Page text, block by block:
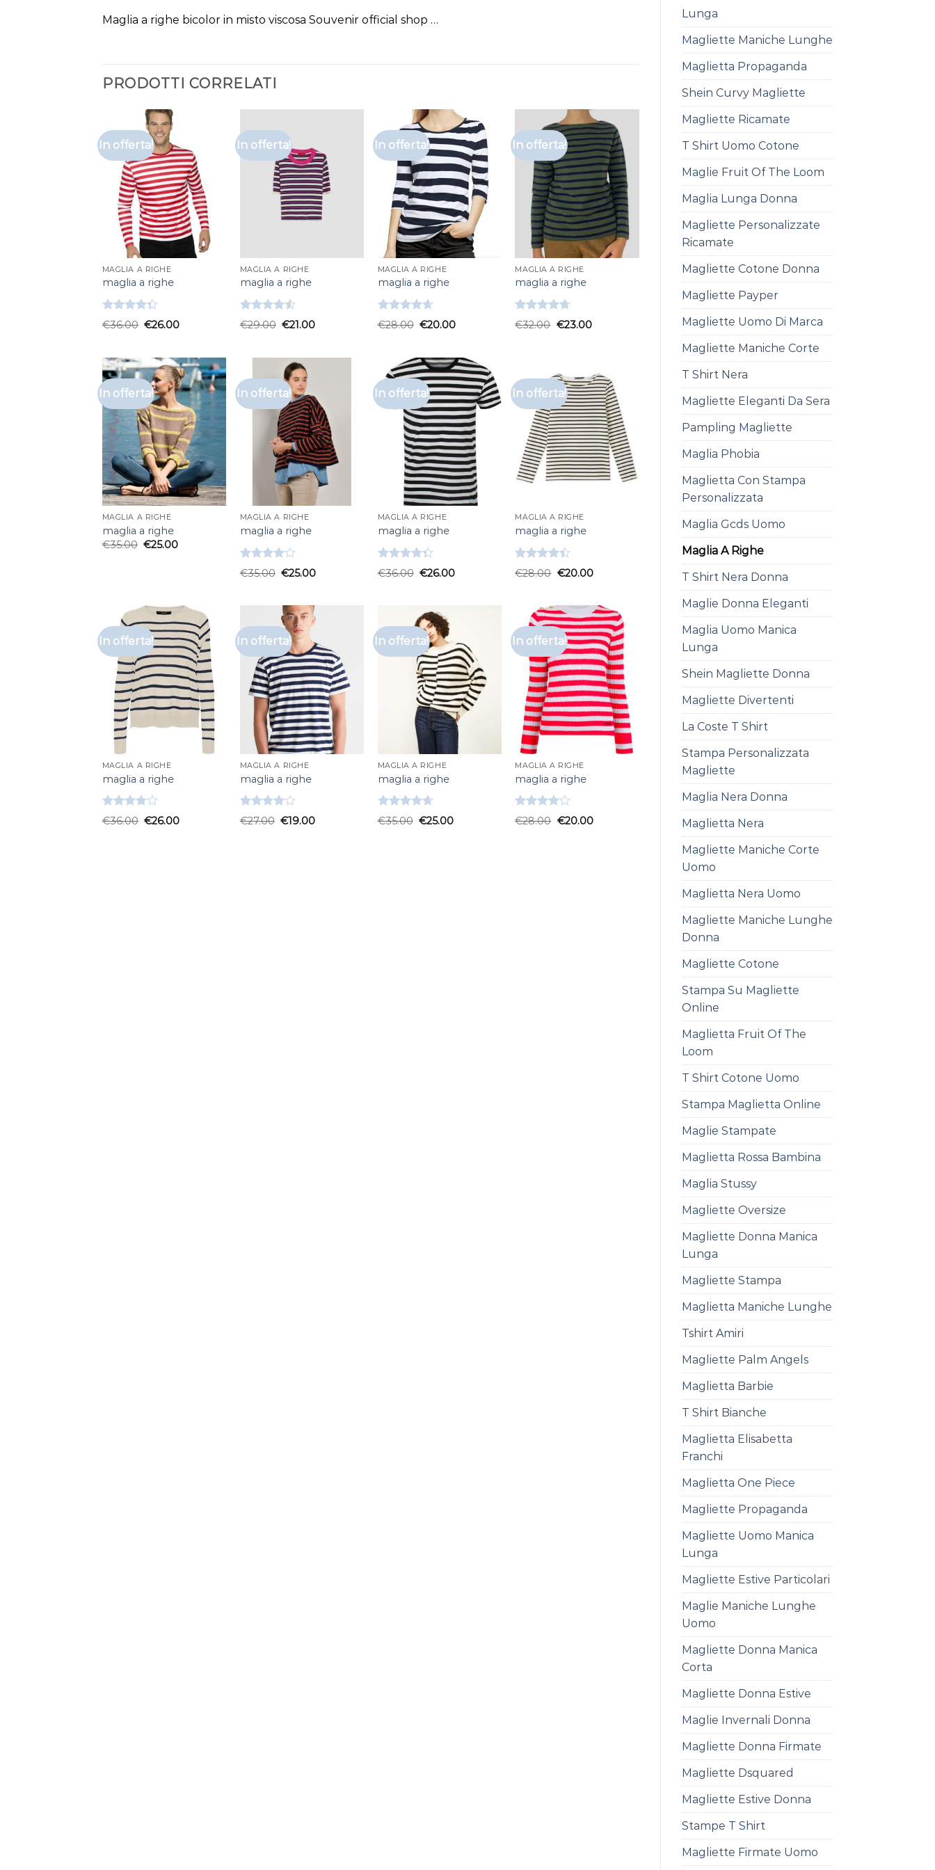
Lunga
Magliette Maniche Lunghe
Maglietta Propaganda
Shein Curvy Magliette
Magliette Ricamate
T Shirt Uomo Cotone
Maglie Fruit Of The Loom
Maglia Lunga Donna
Magliette Personalizzate
Ricamate
Magliette Cotone Donna
Magliette Payper
Magliette Uomo Di Marca
Magliette Maniche Corte
T Shirt Nera
Magliette Eleganti Da Sera
Pampling Magliette
Maglia Phobia
Maglietta Con Stampa
Personalizzata
Maglia Gcds Uomo
Maglia A Righe
T Shirt Nera Donna
Maglie Donna Eleganti
Maglia Uomo Manica
Lunga
Shein Magliette Donna
Magliette Divertenti
La Coste T Shirt
Stampa Personalizzata
Magliette
Maglia Nera Donna
Maglietta Nera
Magliette Maniche Corte
Uomo
Maglietta Nera Uomo
Magliette Maniche Lunghe
Donna
Magliette Cotone
Stampa Su Magliette
Online
Maglietta Fruit Of The
Loom
T Shirt Cotone Uomo
Stampa Maglietta Online
Maglie Stampate
Maglietta Rossa Bambina
Maglia Stussy
Magliette Oversize
Magliette Donna Manica
Lunga
Magliette Stampa
Maglietta Maniche Lunghe
Tshirt Amiri
Magliette Palm Angels
Maglietta Barbie
T Shirt Bianche
Maglietta Elisabetta
Franchi
Maglietta One Piece
Magliette Propaganda
Magliette Uomo Manica
Lunga
Magliette Estive Particolari
Maglie Maniche Lunghe
Uomo
Magliette Donna Manica
Corta
Magliette Donna Estive
Maglie Invernali Donna
Magliette Donna Firmate
Magliette Dsquared
Magliette Estive Donna
Stampe T Shirt
Magliette Firmate Uomo
Maglia a righe bicolor in misto viscosa Souvenir official shop …
PRODOTTI CORRELATI
In offerta!
MAGLIA A RIGHE
maglia a righe
Valutato
4.33su 5
€36.00 €26.00
In offerta!
MAGLIA A RIGHE
maglia a righe
Valutato
4.50 su 5
€29.00 €21.00
In offerta!
MAGLIA A RIGHE
maglia a righe
Valutato
4.67su 5
€28.00 €20.00
In offerta!
MAGLIA A RIGHE
maglia a righe
Valutato
4.67su 5
€32.00 €23.00
In offerta!
MAGLIA A RIGHE
maglia a righe
€35.00 €25.00
In offerta!
MAGLIA A RIGHE
maglia a righe
Valutato
4.00su
€35.00 €25.00
In offerta!
MAGLIA A RIGHE
maglia a righe
Valutato
4.33su 5
€36.00 €26.00
In offerta!
MAGLIA A RIGHE
maglia a righe
Valutato
4.33su 5
€28.00 €20.00
In offerta!
MAGLIA A RIGHE
maglia a righe
Valutato
4.00su
€36.00 €26.00
In offerta!
MAGLIA A RIGHE
maglia a righe
Valutato
4.00 su
€27.00 €19.00
In offerta!
MAGLIA A RIGHE
maglia a righe
Valutato
4.67su 5
€35.00 €25.00
In offerta!
MAGLIA A RIGHE
maglia a righe
Valutato
4.00su
€28.00 €20.00